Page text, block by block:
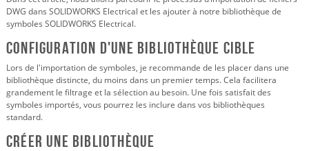
DWG dans SOLIDWORKS Electrical et les ajouter à notre bibliothèque de
symboles SOLIDWORKS Electrical.
Configuration d'une bibliothèque cible
Lors de l'importation de symboles, je recommande de les placer dans une
bibliothèque distincte, du moins dans un premier temps. Cela facilitera
grandement le filtrage et la sélection au besoin. Une fois satisfait des
symboles importés, vous pourrez les inclure dans vos bibliothèques
standard.
Créer une bibliothèque